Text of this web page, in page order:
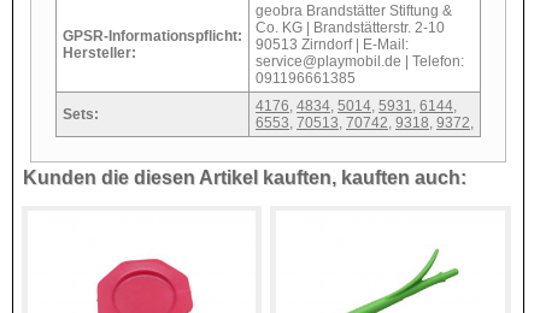
GPSR-Informationspflicht:
Hersteller:
geobra Brandstätter Stiftung &
Co. KG | Brandstätterstr. 2-10
90513 Zirndorf | E-Mail:
service@playmobil.de | Telefon:
091196661385
Sets: 4176 4834 5014 5931 6144
6553 70513 70742 9318 9372
Kunden die diesen Artikel kauften, kauften auch: